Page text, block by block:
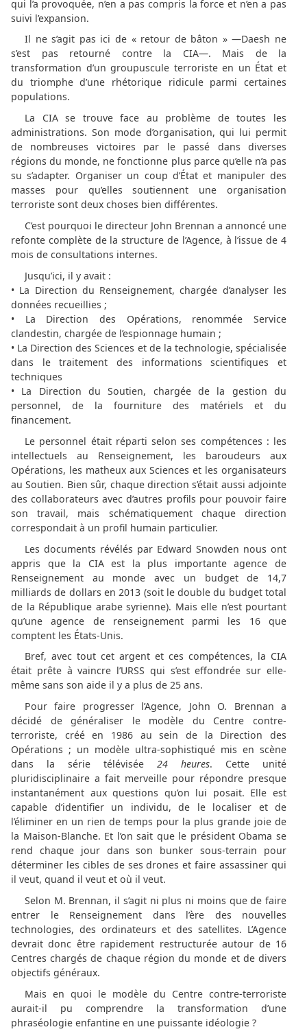
qui l’a provoquée, n’en a pas compris la force et n’en a pas
suivi l’expansion.
Il ne s’agit pas ici de « retour de bâton » —Daesh ne
s’est pas retourné contre la CIA—. Mais de la
transformation d’un groupuscule terroriste en un État et
du triomphe d’une rhétorique ridicule parmi certaines
populations.
La CIA se trouve face au problème de toutes les
administrations. Son mode d’organisation, qui lui permit
de nombreuses victoires par le passé dans diverses
régions du monde, ne fonctionne plus parce qu’elle n’a pas
su s’adapter. Organiser un coup d’État et manipuler des
masses pour qu’elles soutiennent une organisation
terroriste sont deux choses bien différentes.
C’est pourquoi le directeur John Brennan a annoncé une
refonte complète de la structure de l’Agence, à l’issue de 4
mois de consultations internes.
Jusqu’ici, il y avait :
• La Direction du Renseignement, chargée d’analyser les
données recueillies ;
• La Direction des Opérations, renommée Service
clandestin, chargée de l’espionnage humain ;
• La Direction des Sciences et de la technologie, spécialisée
dans le traitement des informations scientifiques et
techniques
• La Direction du Soutien, chargée de la gestion du
personnel, de la fourniture des matériels et du
financement.
Le personnel était réparti selon ses compétences : les
intellectuels au Renseignement, les baroudeurs aux
Opérations, les matheux aux Sciences et les organisateurs
au Soutien. Bien sûr, chaque direction s’était aussi adjointe
des collaborateurs avec d’autres profils pour pouvoir faire
son travail, mais schématiquement chaque direction
correspondait à un profil humain particulier.
Les documents révélés par Edward Snowden nous ont
appris que la CIA est la plus importante agence de
Renseignement au monde avec un budget de 14,7
milliards de dollars en 2013 (soit le double du budget total
de la République arabe syrienne). Mais elle n’est pourtant
qu’une agence de renseignement parmi les 16 que
comptent les États-Unis.
Bref, avec tout cet argent et ces compétences, la CIA
était prête à vaincre l’URSS qui s’est effondrée sur elle-
même sans son aide il y a plus de 25 ans.
Pour faire progresser l’Agence, John O. Brennan a
décidé de généraliser le modèle du Centre contre-
terroriste, créé en 1986 au sein de la Direction des
Opérations ; un modèle ultra-sophistiqué mis en scène
dans la série télévisée 24 heures. Cette unité
pluridisciplinaire a fait merveille pour répondre presque
instantanément aux questions qu’on lui posait. Elle est
capable d’identifier un individu, de le localiser et de
l’éliminer en un rien de temps pour la plus grande joie de
la Maison-Blanche. Et l’on sait que le président Obama se
rend chaque jour dans son bunker sous-terrain pour
déterminer les cibles de ses drones et faire assassiner qui
il veut, quand il veut et où il veut.
Selon M. Brennan, il s’agit ni plus ni moins que de faire
entrer le Renseignement dans l’ère des nouvelles
technologies, des ordinateurs et des satellites. L’Agence
devrait donc être rapidement restructurée autour de 16
Centres chargés de chaque région du monde et de divers
objectifs généraux.
Mais en quoi le modèle du Centre contre-terroriste
aurait-il pu comprendre la transformation d’une
phraséologie enfantine en une puissante idéologie ?